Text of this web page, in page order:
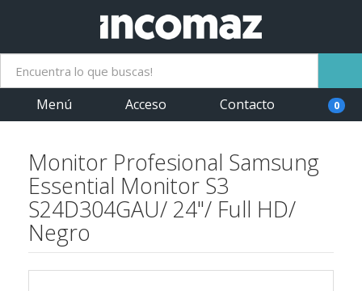
Menú Acceso Contacto 0
Monitor Profesional Samsung
Essential Monitor S3
S24D304GAU/ 24"/ Full HD/
Negro